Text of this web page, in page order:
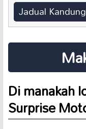
Jadual
Di manakah
Surprise